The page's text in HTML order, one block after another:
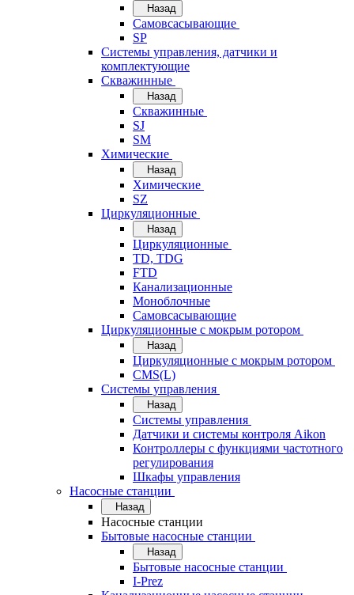
Назад
Самовсасывающие
SP
Системы управления, датчики и
комплектующие
Скважинные
Назад
Скважинные
SJ
SM
Химические
Назад
Химические
SZ
Циркуляционные
Назад
Циркуляционные
TD, TDG
FTD
Канализационные
Моноблочные
Самовсасывающие
Циркуляционные с мокрым ротором
Назад
Циркуляционные с мокрым ротором
CMS(L)
Системы управления
Назад
Системы управления
Датчики и системы контроля Aikon
Контроллеры с функциями частотного
регулирования
Шкафы управления
Насосные станции
Назад
Насосные станции
Бытовые насосные станции
Назад
Бытовые насосные станции
I-Prez